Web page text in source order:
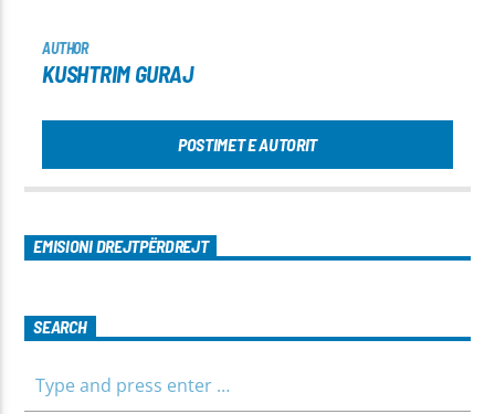
AUTHOR
KUSHTRIM GURAJ
POSTIMET E AUTORIT
EMISIONI DREJTPËRDREJT
SEARCH